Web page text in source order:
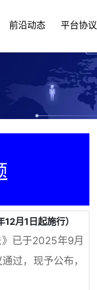
前沿动态 平台协议
月1日起施行）
已于2025年9月
过，现予公布，